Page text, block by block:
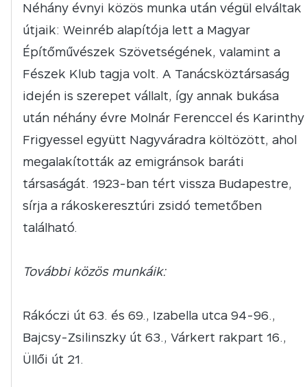
Néhány évnyi közös munka után végül elváltak
útjaik: Weinréb alapítója lett a Magyar
Építőművészek Szövetségének, valamint a
Fészek Klub tagja volt. A Tanácsköztársaság
idején is szerepet vállalt, így annak bukása
után néhány évre Molnár Ferenccel és Karinthy
Frigyessel együtt Nagyváradra költözött, ahol
megalakították az emigránsok baráti
társaságát. 1923-ban tért vissza Budapestre,
sírja a rákoskeresztúri zsidó temetőben
található.
További közös munkáik:
Rákóczi út 63. és 69., Izabella utca 94-96.,
Bajcsy-Zsilinszky út 63., Várkert rakpart 16.,
Üllői út 21.